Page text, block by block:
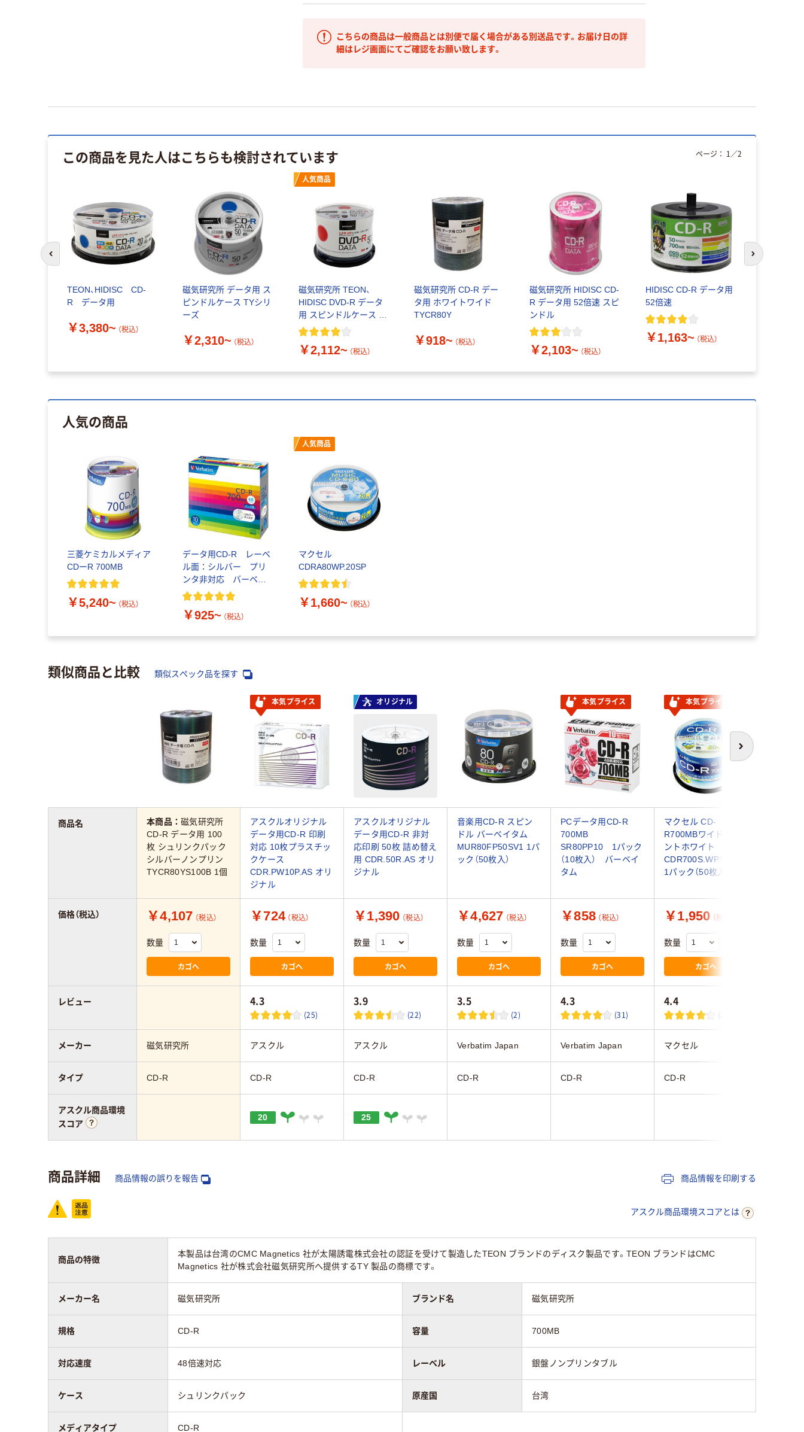
こちらの商品は一般商品とは別便で届く場合がある別送品です。お届け日の詳
細はレジ画面にてご確認をお願い致します。
この商品を見た人はこちらも検討されています
TEON、HIDISC CD-
R データ用
￥3,380~ （税込）
磁気研究所 データ用 ス
ピンドルケース TYシリ
ーズ
￥2,310~ （税込）
人気商品
磁気研究所 TEON、
HIDISC DVD-R データ
用 スピンドルケース ホ
ワイトワイド
￥2,112~ （税込）
磁気研究所 CD-R デー
タ用 ホワイトワイド
TYCR80Y
￥918~ （税込）
磁気研究所 HIDISC CD-
R データ用 52倍速 スピ
ンドル
￥2,103~ （税込）
HIDISC CD-R データ用
52倍速
￥1,163~ （税込）
ページ： 1 ／2
前のスライドへ 次のスライド
人気の商品
三菱ケミカルメディア
CDーR 700MB
￥5,240~ （税込）
データ用CD-R レーベ
ル面：シルバー プリ
ンタ非対応 バーベイ
タム
￥925~ （税込）
人気商品
マクセル
CDRA80WP.20SP
￥1,660~ （税込）
類似商品と比較 類似スペック品を探す
次へ
本気プライス オリジナル 本気プライス 本気プライス
本商品：磁気研究所
CD-R データ用 100
枚 シュリンクパック
シルバーノンプリン
TYCR80YS100B 1個
アスクルオリジナル
データ用CD-R 印刷
対応 10枚プラスチッ
クケース
CDR.PW10P.AS オリ
ジナル
アスクルオリジナル
データ用CD-R 非対
応印刷 50枚 詰め替え
用 CDR.50R.AS オリ
ジナル
音楽用CD-R スピン
ドル バーベイタム
MUR80FP50SV1 1パ
ック（50枚入）
PCデータ用CD-R
700MB
SR80PP10 1パック
（10枚入） バーベイ
タム
マクセル CD-
R700MBワイドプリ
ントホワイト
CDR700S.WP.50SP
1パック（50枚入）
￥4,107 （税込）
数量
カゴへ
￥724 （税込）
数量
カゴへ
￥1,390 （税込）
数量
カゴへ
￥4,627 （税込）
数量
カゴへ
￥858 （税込）
数量
カゴへ
￥1,950 （税込）
数量
カゴへ
4.3
(25)
3.9
(22)
3.5
(2)
4.3
(31)
4.4
(27)
磁気研究所 アスクル アスクル Verbatim Japan Verbatim Japan マクセル
CD-R CD-R CD-R CD-R CD-R CD-R
20 25
商品名
価格（税込）
レビュー
メーカー
タイプ
アスクル商品環境
スコア
商品詳細 商品情報の誤りを報告 商品情報を印刷する
アスクル商品環境スコアとは
商品の特徴
本製品は台湾のCMC Magnetics 社が太陽誘電株式会社の認証を受けて製造したTEON ブランドのディスク製品です。TEON ブランドはCMC
Magnetics 社が株式会社磁気研究所へ提供するTY 製品の商標です。
メーカー名 磁気研究所 ブランド名 磁気研究所
規格 CD-R 容量 700MB
対応速度 48倍速対応 レーベル 銀盤ノンプリンタブル
ケース シュリンクパック 原産国 台湾
メディアタイプ CD-R